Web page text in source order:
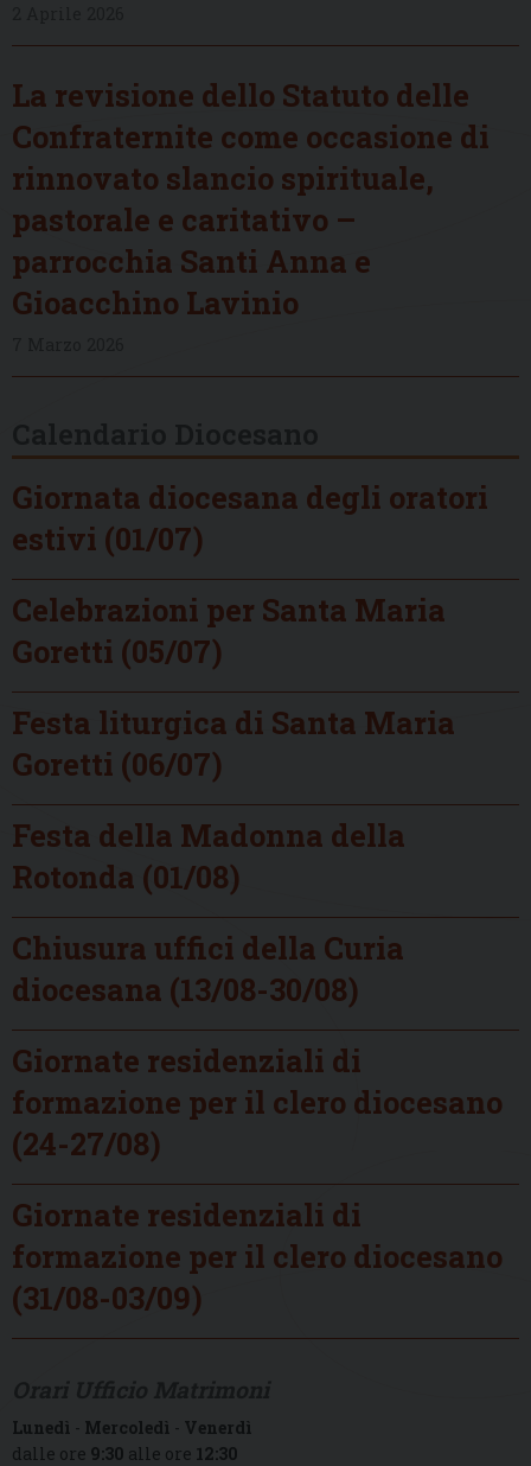
La revisione dello Statuto delle
Confraternite come occasione di
rinnovato slancio spirituale,
pastorale e caritativo –
parrocchia Santi Anna e
Gioacchino Lavinio
Giornata diocesana degli oratori
estivi (01/07)
Celebrazioni per Santa Maria
Goretti (05/07)
Festa liturgica di Santa Maria
Goretti (06/07)
Festa della Madonna della
Rotonda (01/08)
Chiusura uffici della Curia
diocesana (13/08-30/08)
Giornate residenziali di
formazione per il clero diocesano
(24-27/08)
Giornate residenziali di
formazione per il clero diocesano
(31/08-03/09)
Lunedì - Mercoledì - Venerdì
dalle ore 9:30 alle ore 12:30